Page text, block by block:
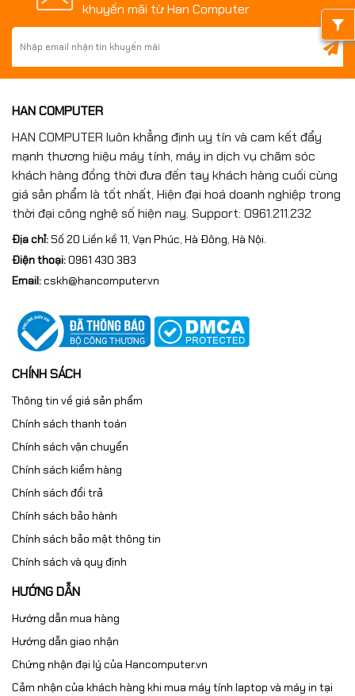
khuyến mãi từ Han Computer
HAN COMPUTER
HAN COMPUTER luôn khẳng định uy tín và cam kết đẩy
mạnh thương hiệu máy tính, máy in dịch vụ chăm sóc
khách hàng đồng thời đưa đến tay khách hàng cuối cùng
giá sản phẩm là tốt nhất, Hiện đại hoá doanh nghiệp trong
thời đại công nghệ số hiện nay. Support: 0961.211.232
Địa chỉ:Số 20 Liền kề 11, Vạn Phúc, Hà Đông, Hà Nội.
Điện thoại:0961 430 383
Email:cskh@hancomputer.vn
CHÍNH SÁCH
Thông tin về giá sản phẩm
Chính sách thanh toán
Chính sách vận chuyển
Chính sách kiểm hàng
Chính sách đổi trả
Chính sách bảo hành
Chính sách bảo mật thông tin
Chính sách và quy định
HƯỚNG DẪN
Hướng dẫn mua hàng
Hướng dẫn giao nhận
Chứng nhận đại lý của Hancomputer.vn
Cảm nhận của khách hàng khi mua máy tính laptop và máy in tại